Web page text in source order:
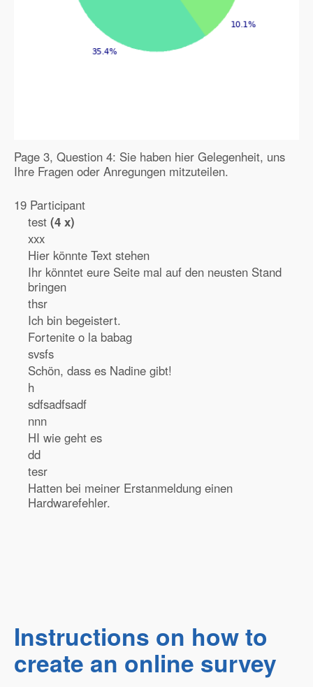
Page 3, Question 4: Sie haben hier Gelegenheit, uns
Ihre Fragen oder Anregungen mitzuteilen.
19 Participant
test (4 x)
xxx
Hier könnte Text stehen
Ihr könntet eure Seite mal auf den neusten Stand
bringen
thsr
Ich bin begeistert.
Fortenite o la babag
svsfs
Schön, dass es Nadine gibt!
h
sdfsadfsadf
nnn
HI wie geht es
dd
tesr
Hatten bei meiner Erstanmeldung einen
Hardwarefehler.
Instructions on how to
create an online survey